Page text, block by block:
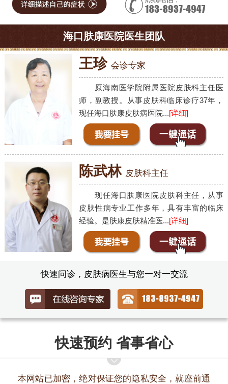
海口肤康医院医生团队
王珍 会诊专家
原海南医学院附属医院皮肤科主任医
师，副教授。从事皮肤科临床诊疗37年，
现任海口肤康皮肤病医院...[详细]
陈武林 皮肤科主任
现任海口肤康医院皮肤科主任，从事
皮肤性病专业工作多年，具有丰富的临床
经验。是肤康皮肤精准医...[详细]
快速问诊，皮肤病医生与您一对一交流
快速预约 省事省心
本网站已加密，绝对保证您的隐私安全，就座前通